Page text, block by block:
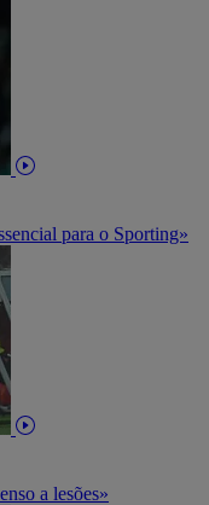
para o Sporting»
a lesões»